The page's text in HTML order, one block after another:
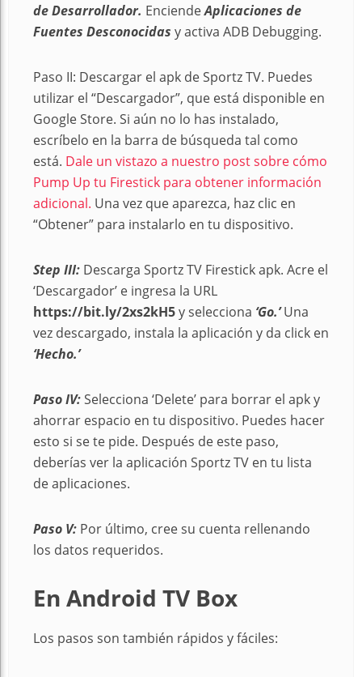
de Desarrollador. EnciendeAplicaciones de
Fuentes Desconocidas y activa ADB Debugging.
Paso II: Descargar el apk de Sportz TV. Puedes
utilizar el “Descargador”, que está disponible en
Google Store. Si aún no lo has instalado,
escríbelo en la barra de búsqueda tal como
está. Dale un vistazo a nuestro post sobre cómo
Pump Up tu Firestick para obtener información
adicional. Una vez que aparezca, haz clic en
“Obtener” para instalarlo en tu dispositivo.
Step III: Descarga Sportz TV Firestick apk. Acre el
‘Descargador’ e ingresa la URL
https://bit.ly/2xs2kH5y selecciona ‘Go.’Una
vez descargado, instala la aplicación y da click en
‘Hecho.’
Paso IV:Selecciona ‘Delete’ para borrar el apk y
ahorrar espacio en tu dispositivo. Puedes hacer
esto si se te pide. Después de este paso,
deberías ver la aplicación Sportz TV en tu lista
de aplicaciones.
Paso V: Por último, cree su cuenta rellenando
los datos requeridos.
En Android TV Box
Los pasos son también rápidos y fáciles: